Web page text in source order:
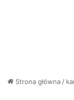
Strona główna /